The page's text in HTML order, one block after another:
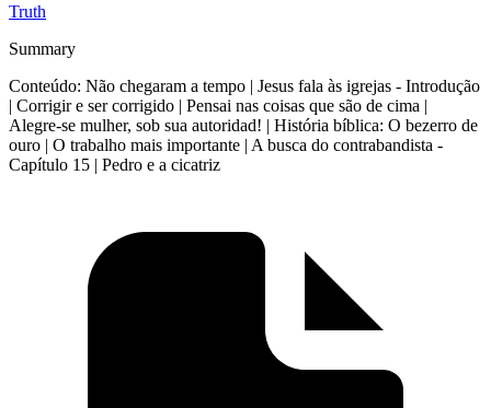
Truth
Summary
Conteúdo: Não chegaram a tempo | Jesus fala às igrejas - Introdução
| Corrigir e ser corrigido | Pensai nas coisas que são de cima |
Alegre-se mulher, sob sua autoridad! | História bíblica: O bezerro de
ouro | O trabalho mais importante | A busca do contrabandista -
Capítulo 15 | Pedro e a cicatriz